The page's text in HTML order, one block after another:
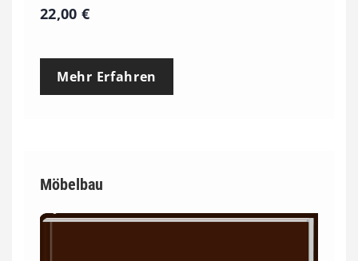
22,00€
Mehr Erfahren
Möbelbau